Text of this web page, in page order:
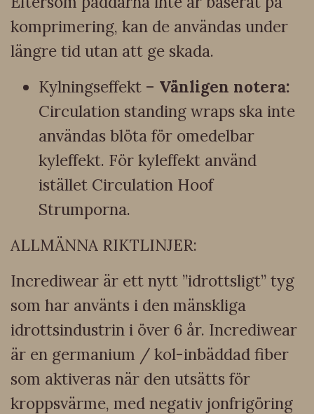
komprimering, kan de användas under
längre tid utan att ge skada.
Kylningseffekt – Vänligen notera:
Circulation standing wraps ska inte
användas blöta för omedelbar
kyleffekt. För kyleffekt använd
istället Circulation Hoof
Strumporna.
ALLMÄNNA RIKTLINJER:
Incrediwear är ett nytt ”idrottsligt” tyg
som har använts i den mänskliga
idrottsindustrin i över 6 år. Incrediwear
är en germanium / kol-inbäddad fiber
som aktiveras när den utsätts för
kroppsvärme, med negativ jonfrigöring